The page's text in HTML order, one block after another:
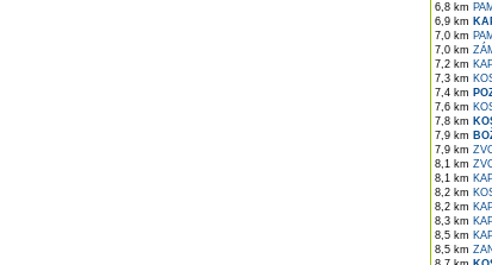
6,8 km
6,9 km
7,0 km
7,0 km
7,2 km
7,3 km
7,4 km
7,6 km
7,8 km
7,9 km
7,9 km
8,1 km
8,1 km
8,2 km
8,2 km
8,3 km
8,5 km
8,5 km